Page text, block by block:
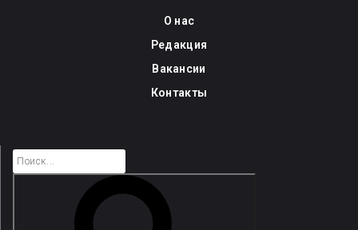
О нас
Редакция
Вакансии
Контакты